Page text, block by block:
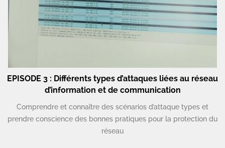
EPISODE 3 : Différents types d’attaques liées au réseau
d’information et de communication
Comprendre et connaître des scénarios d’attaque types et
prendre conscience des bonnes pratiques pour la protection du
réseau